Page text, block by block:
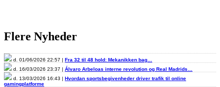
Flere Nyheder
d. 01/06/2026 22:57 | Fra 32 til 48 hold: Mekanikken bag…
d. 16/03/2026 23:37 | Álvaro Arbeloas interne revolution og Real Madrids…
d. 13/03/2026 16:43 | Hvordan sportsbegivenheder driver trafik til online
gamingplatforme